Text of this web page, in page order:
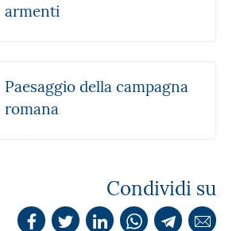
armenti
Paesaggio della campagna
romana
Condividi su